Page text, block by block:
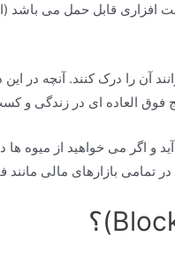
قابل حمل می باشد
العاده ای در زندگی و
و اگر می خواهید از میوه
تمامی بازارهای مالی